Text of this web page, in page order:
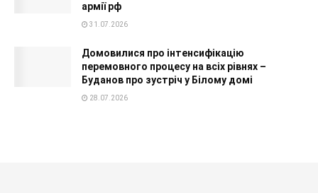
армії рф
31.07.2026
Домовилися про інтенсифікацію
перемовного процесу на всіх рівнях –
Буданов про зустріч у Білому домі
28.07.2026